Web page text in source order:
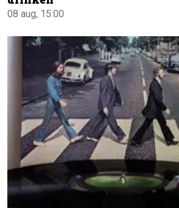
08 aug, 15:00